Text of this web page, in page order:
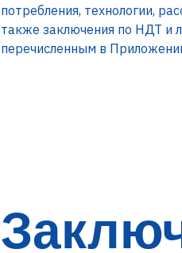
потребления, технологии,
также заключения по НДТ и
перечисленным в